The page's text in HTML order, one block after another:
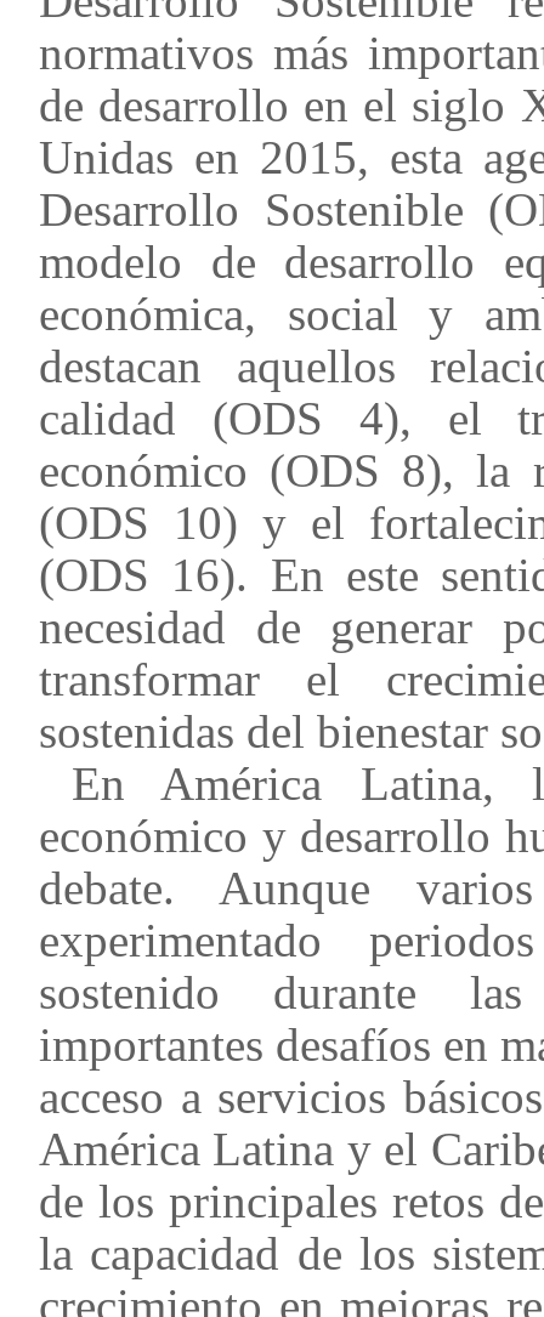
normativos más
de desarrollo en el siglo
Unidas en 2015, esta
Desarrollo Sostenible
modelo de desarrollo
económica, social y
destacan aquellos
calidad (ODS 4), el
económico (ODS 8), la
(ODS 10) y el
(ODS 16). En este
necesidad de generar
transformar el
sostenidas del bienestar
En América Latina,
económico y desarrollo
debate. Aunque
experimentado
sostenido durante
importantes desafíos en
acceso a servicios
América Latina y el
de los principales retos
la capacidad de los
crecimiento en mejoras